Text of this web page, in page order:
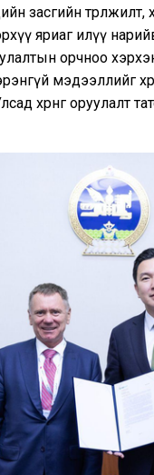
засгийн
тэрхүү яриаг илүү
орчноо
мэдээллийг
хөрөнгө оруулалт